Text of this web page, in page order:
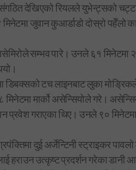
संगठित देखिएको रियलले युभेन्ट्सको
जुवान कुआर्डाडो दोस्रो पहेँलो
सम्भव पारे। उनले ६१ मिनेटमा
डिबक्सको टच लाइनबाट लुका
मार्को असेन्सियोले गरे।
प्रवेश गराएका थिए। उनले ९०
दुई अर्जेन्टिनी स्ट्राइकर पावलो
हराउन उत्कृष्ट प्रदर्शन गरेका डानी